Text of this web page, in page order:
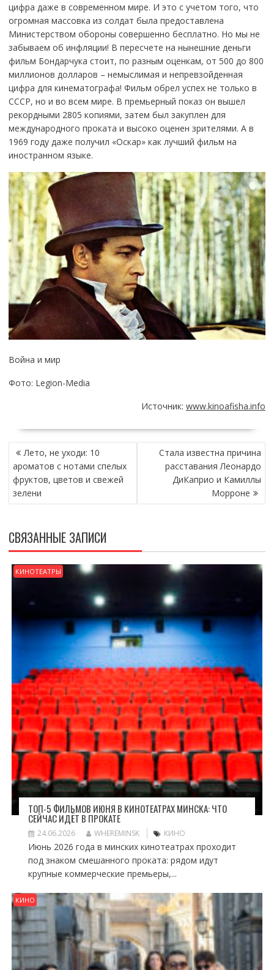
цифра даже в современном мире. И это с учетом того, что
огромная массовка из солдат была предоставлена
Министерством обороны совершенно бесплатно. Но мы не
забываем об инфляции! В пересчете на нынешние деньги
фильм Бондарчука стоит, по разным оценкам, от 500 до 800
миллионов долларов – немыслимая и непревзойденная
цифра для кинематографа! Фильм обрел успех не только в
СССР, но и во всем мире. В премьерный показ он вышел
рекордными 2805 копиями, затем был закуплен для
международного проката и высоко оценен зрителями. А в
1969 году даже получил «Оскар» как лучший фильм на
иностранном языке.
Война и мир
Фото: Legion-Media
Источник:www.kinoafisha.info
НАВИГАЦИЯ
ПО
ЗАПИСЯМ
Лето, не уходи: 10
ароматов с нотами спелых
фруктов, цветов и свежей
зелени
Стала известна причина
расставания Леонардо
ДиКаприо и Камиллы
Морроне
СВЯЗАННЫЕ ЗАПИСИ
КИНОТЕАТРЫ
ТОП-5 ФИЛЬМОВ ИЮНЯ В КИНОТЕАТРАХ МИНСКА: ЧТО
СЕЙЧАС ИДЁТ В ПРОКАТЕ
24.06.2026 WHEREMINSK КИНО
Июнь 2026 года в минских кинотеатрах проходит
под знаком смешанного проката: рядом идут
крупные коммерческие премьеры,...
КИНО